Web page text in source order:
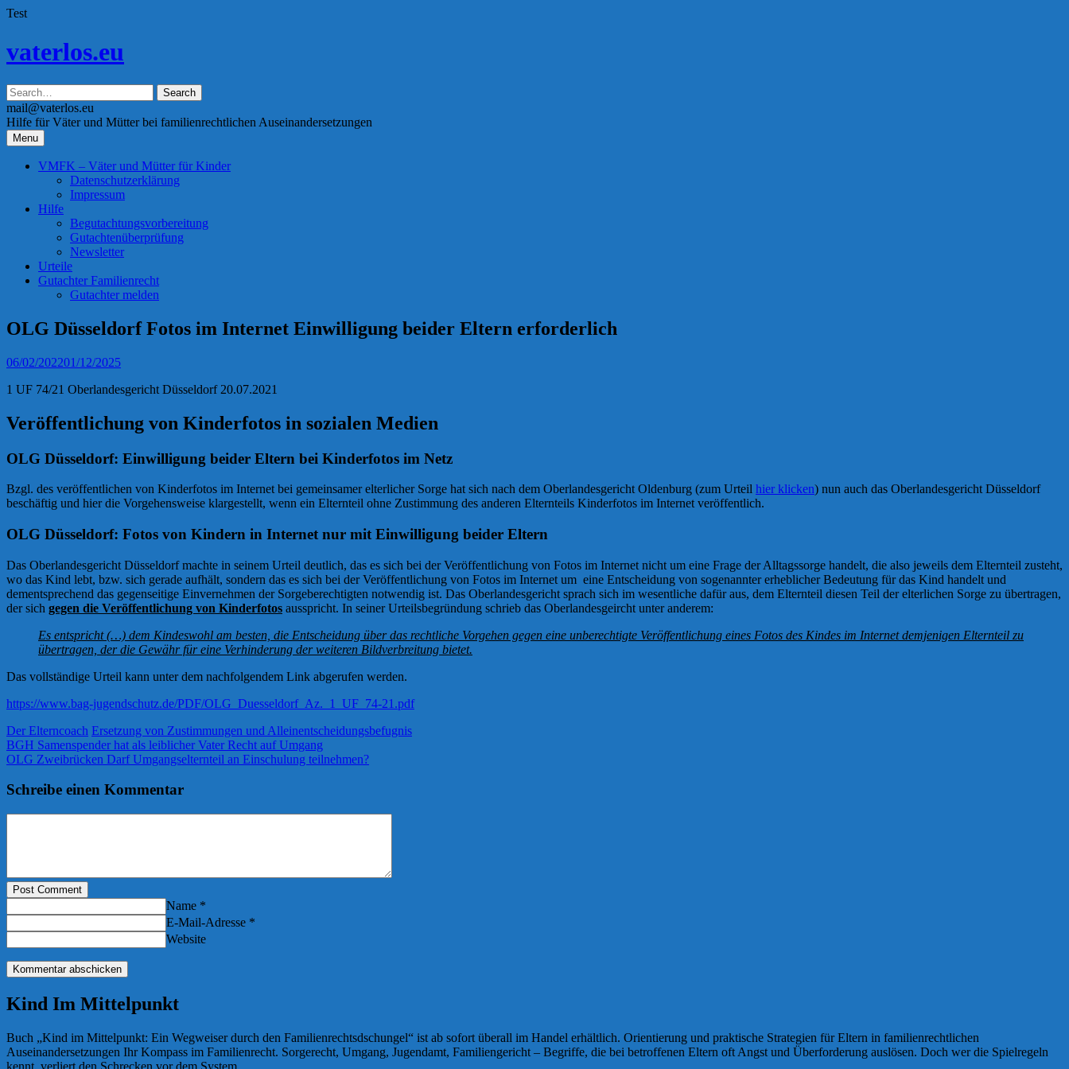
Test
to
vaterlos.eu
mail@vaterlos.eu
Hilfe für Väter und Mütter bei familienrechtlichen Auseinandersetzungen
Menu
VMFK – Väter und Mütter für Kinder
Datenschutzerklärung
Impressum
Hilfe
Begutachtungsvorbereitung
Gutachtenüberprüfung
Newsletter
Urteile
Gutachter Familienrecht
Gutachter melden
OLG Düsseldorf Fotos im Internet Einwilligung beider Eltern erforderlich
06/02/202201/12/2025
1 UF 74/21 Oberlandesgericht Düsseldorf 20.07.2021
Veröffentlichung von Kinderfotos in sozialen Medien
OLG Düsseldorf: Einwilligung beider Eltern bei Kinderfotos im Netz
Bzgl. des veröffentlichen von Kinderfotos im Internet bei gemeinsamer elterlicher Sorge hat sich nach dem Oberlandesgericht Oldenburg (zum Urteil hier klicken) nun auch das Oberlandesgericht Düsseldorf
beschäftig und hier die Vorgehensweise klargestellt, wenn ein Elternteil ohne Zustimmung des anderen Elternteils Kinderfotos im Internet veröffentlich.
OLG Düsseldorf: Fotos von Kindern in Internet nur mit Einwilligung beider Eltern
Das Oberlandesgericht Düsseldorf machte in seinem Urteil deutlich, das es sich bei der Veröffentlichung von Fotos im Internet nicht um eine Frage der Alltagssorge handelt, die also jeweils dem Elternteil zusteht,
wo das Kind lebt, bzw. sich gerade aufhält, sondern das es sich bei der Veröffentlichung von Fotos im Internet um eine Entscheidung von sogenannter erheblicher Bedeutung für das Kind handelt und
dementsprechend das gegenseitige Einvernehmen der Sorgeberechtigten notwendig ist. Das Oberlandesgericht sprach sich im wesentliche dafür aus, dem Elternteil diesen Teil der elterlichen Sorge zu übertragen,
der sich gegen die Veröffentlichung von Kinderfotos ausspricht. In seiner Urteilsbegründung schrieb das Oberlandesgeircht unter anderem:
Es entspricht (…) dem Kindeswohl am besten, die Entscheidung über das rechtliche Vorgehen gegen eine unberechtigte Veröffentlichung eines Fotos des Kindes im Internet demjenigen Elternteil zu
übertragen, der die Gewähr für eine Verhinderung der weiteren Bildverbreitung bietet.
Das vollständige Urteil kann unter dem nachfolgendem Link abgerufen werden.
https://www.bag-jugendschutz.de/PDF/OLG_Duesseldorf_Az._1_UF_74-21.pdf
Der Elterncoach Ersetzung von Zustimmungen und Alleinentscheidungsbefugnis
BGH Samenspender hat als leiblicher Vater Recht auf Umgang
OLG Zweibrücken Darf Umgangselternteil an Einschulung teilnehmen?
Schreibe einen Kommentar
Post Comment
Name *
E-Mail-Adresse *
Website
Kind Im Mittelpunkt
Buch „Kind im Mittelpunkt: Ein Wegweiser durch den Familienrechtsdschungel“ ist ab sofort überall im Handel erhältlich. Orientierung und praktische Strategien für Eltern in familienrechtlichen
Auseinandersetzungen Ihr Kompass im Familienrecht. Sorgerecht, Umgang, Jugendamt, Familiengericht – Begriffe, die bei betroffenen Eltern oft Angst und Überforderung auslösen. Doch wer die Spielregeln
kennt, verliert den Schrecken vor dem System.